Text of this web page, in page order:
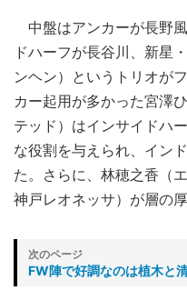
中盤はアンカーが長野
ドハーフが長谷川、新星
ンヘン）というトリオが
カー起用が多かった宮澤
テッド）はインサイドハ
な役割を与えられ、イン
た。さらに、林穂之香（
神戸レオネッサ）が層の
FW陣で好調なのは植木と